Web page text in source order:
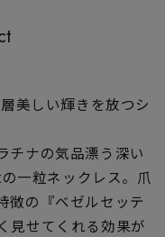
美しい輝きを放つシ
チナの気品漂う深い
一粒ネックレス。爪
徴の『ベゼルセッテ
見せてくれる効果が